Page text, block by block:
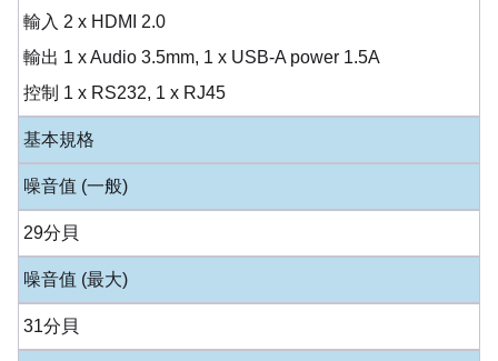
輸入 2 x HDMI 2.0
輸出 1 x Audio 3.5mm, 1 x USB-A power 1.5A
控制 1 x RS232, 1 x RJ45
基本規格
噪音值 (一般)
29分貝
噪音值 (最大)
31分貝